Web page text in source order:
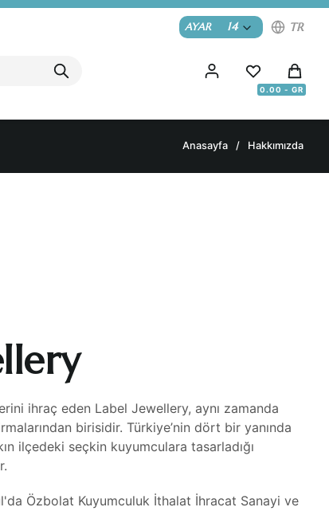
AYAR 14 TR
Anasayfa Hakkımızda
ihraç eden Label Jewellery, aynı zamanda
birisidir. Türkiye’nin dört bir yanında
ilçedeki seçkin kuyumculara tasarladığı
Özbolat Kuyumculuk İthalat İhracat Sanayi ve